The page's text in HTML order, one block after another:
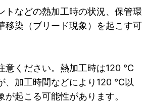
トなどの熱加工時の状況、保管環
移染（ブリード現象）を起こす可
意ください。熱加工時は120 ℃
、加工時間などにより120 ℃以
起こる可能性があります。